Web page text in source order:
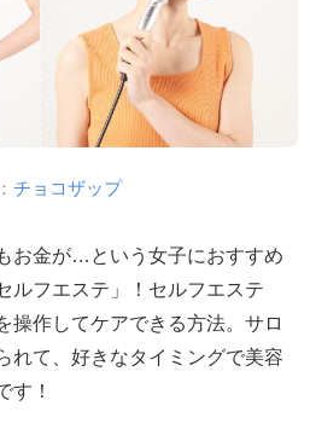
チョコザップ
お金が…という女子におすすめ
ルフエステ」！セルフエステ
操作してケアできる方法。サロ
れて、好きなタイミングで美容
す！